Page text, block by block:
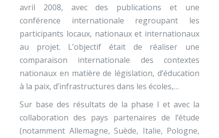
avril 2008, avec des publications et une
conférence internationale regroupant les
participants locaux, nationaux et internationaux
au projet. L’objectif était de réaliser une
comparaison internationale des contextes
nationaux en matière de législation, d’éducation
à la paix, d’infrastructures dans les écoles,…
Sur base des résultats de la phase I et avec la
collaboration des pays partenaires de l’étude
(notamment Allemagne, Suède, Italie, Pologne,